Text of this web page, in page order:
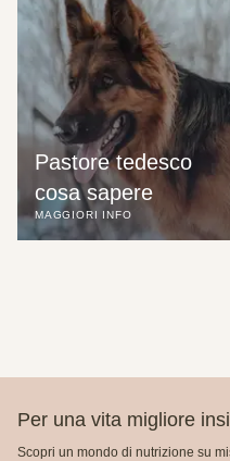
Pastore tedesco
cosa sapere
MAGGIORI INFO
Per una vita migliore
Scopri un mondo di nutrizione su